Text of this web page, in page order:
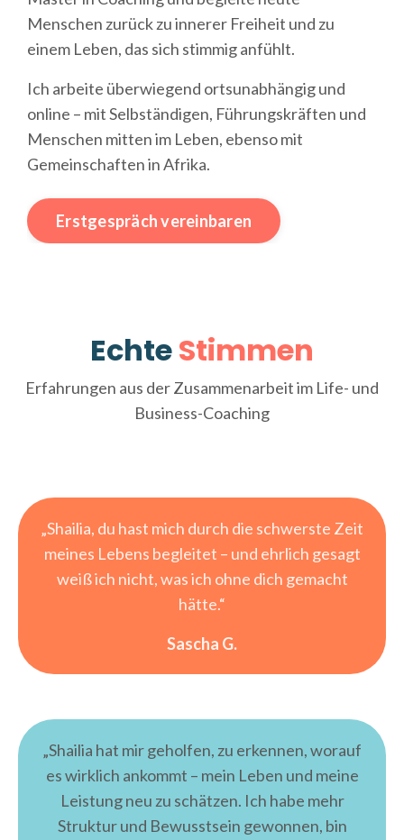
Menschen zurück zu innerer Freiheit und zu
einem Leben, das sich stimmig anfühlt.
Ich arbeite überwiegend ortsunabhängig und
online – mit Selbständigen, Führungskräften und
Menschen mitten im Leben, ebenso mit
Gemeinschaften in Afrika.
Erstgespräch vereinbaren
EchteStimmen
Erfahrungen aus der Zusammenarbeit im Life- und
Business-Coaching
„Shailia, du hast mich durch die schwerste Zeit
meines Lebens begleitet – und ehrlich gesagt
weiß ich nicht, was ich ohne dich gemacht
hätte.“
Sascha G.
„Shailia hat mir geholfen, zu erkennen, worauf
es wirklich ankommt – mein Leben und meine
Leistung neu zu schätzen. Ich habe mehr
Struktur und Bewusstsein gewonnen, bin